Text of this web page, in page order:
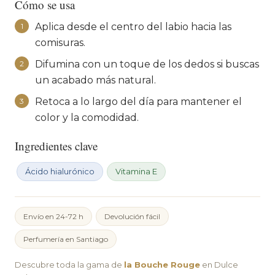
Cómo se usa
1
Aplica desde el centro del labio hacia las
comisuras.
2
Difumina con un toque de los dedos si buscas
un acabado más natural.
3
Retoca a lo largo del día para mantener el
color y la comodidad.
Ingredientes clave
Ácido hialurónico Vitamina E
Envío en 24-72 h Devolución fácil
Perfumería en Santiago
Descubre toda la gama de la Bouche Rouge en Dulce